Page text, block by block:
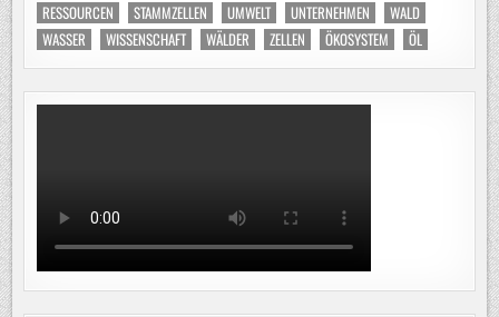
RESSOURCEN
STAMMZELLEN UMWELT UNTERNEHMEN
WALD
WASSER
WISSENSCHAFT WÄLDER ZELLEN ÖKOSYSTEM ÖL